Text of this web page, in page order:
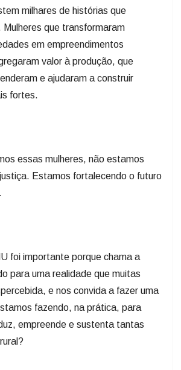
milhares de histórias que
que transformaram
em empreendimentos
valor à produção, que
e ajudaram a construir
fortes.
essas mulheres, não estamos
Estamos fortalecendo o futuro
foi importante porque chama a
para uma realidade que muitas
e nos convida a fazer uma
fazendo, na prática, para
empreende e sustenta tantas